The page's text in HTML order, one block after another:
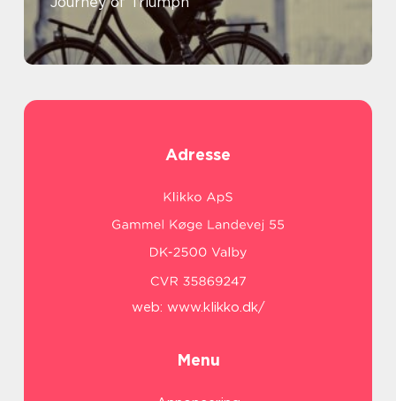
Adresse
web: www.klikko.dk/
Menu